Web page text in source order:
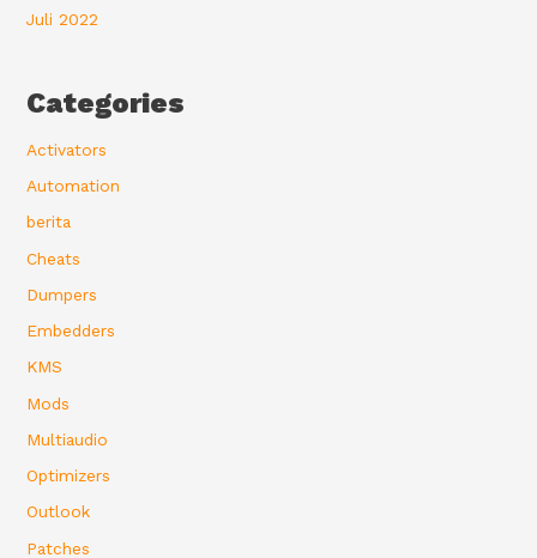
Juli 2022
Categories
Activators
Automation
berita
Cheats
Dumpers
Embedders
KMS
Mods
Multiaudio
Optimizers
Outlook
Patches